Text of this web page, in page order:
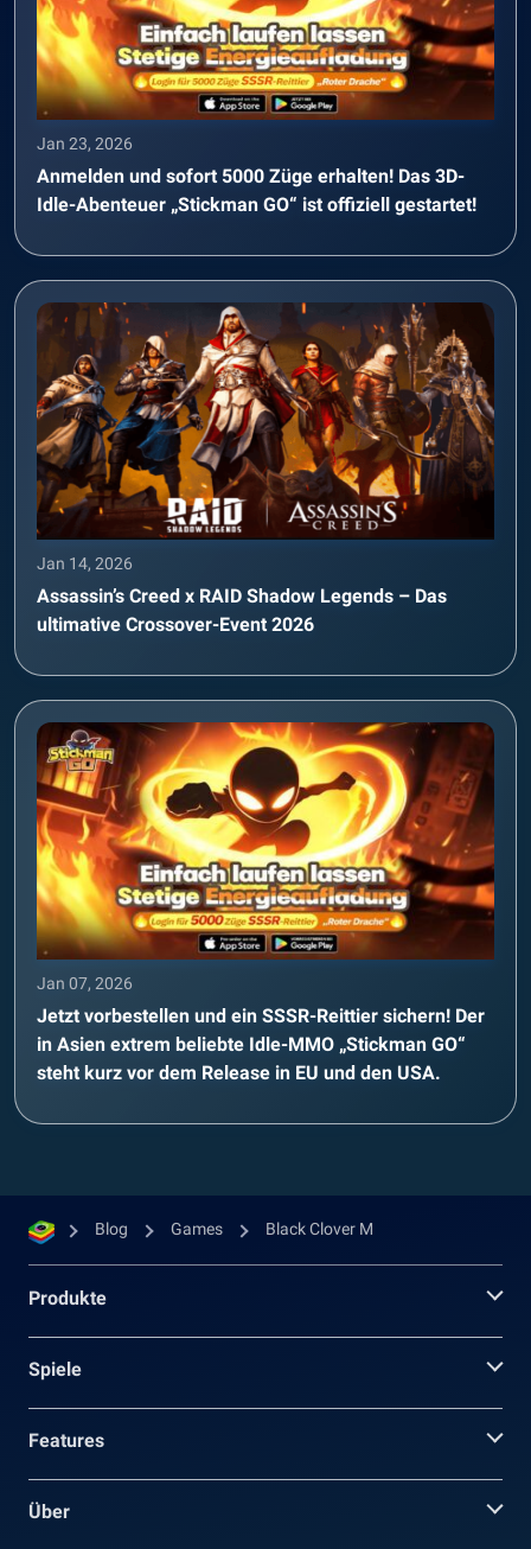
Jan 23, 2026
Anmelden und sofort 5000 Züge erhalten! Das 3D-
Idle-Abenteuer „Stickman GO“ ist offiziell gestartet!
Jan 14, 2026
Assassin’s Creed x RAID Shadow Legends – Das
ultimative Crossover-Event 2026
Jan 07, 2026
Jetzt vorbestellen und ein SSSR-Reittier sichern! Der
in Asien extrem beliebte Idle-MMO „Stickman GO“
steht kurz vor dem Release in EU und den USA.
Blog Games Black Clover M
Produkte
Spiele
Features
Über